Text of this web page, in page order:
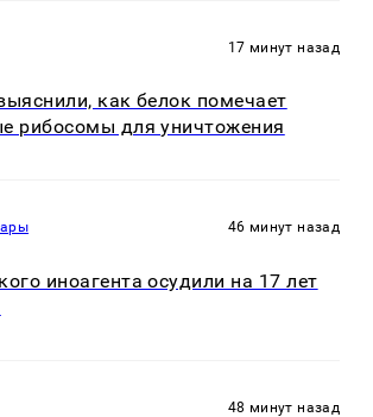
17 минут назад
как белок помечает
рибосомы для уничтожения
46 минут назад
иноагента осудили на 17 лет
48 минут назад